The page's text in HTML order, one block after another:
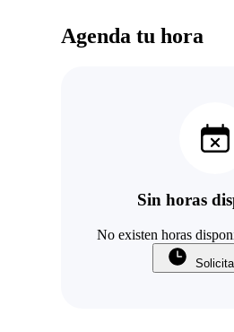
Agenda tu hora
Sin horas
No existen horas